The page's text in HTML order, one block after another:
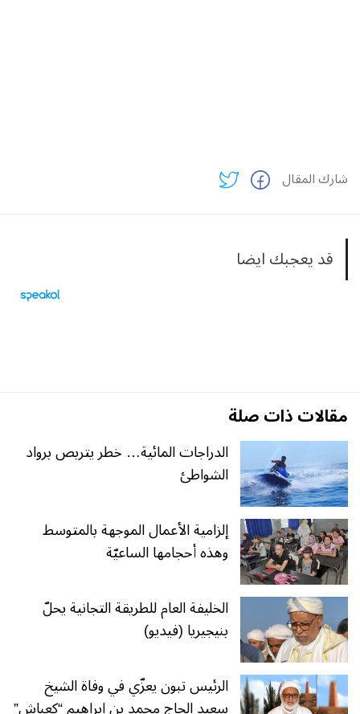
شارك المقال
قد يعجبك ايضا
مقالات ذات صلة
الدراجات المائية… خطر يتربص برواد
الشواطئ
إلزامية الأعمال الموجهة بالمتوسط
وهذه أحجامها الساعيّة
الخليفة العام للطريقة التجانية يحلّ
بنيجيريا (فيديو)
الرئيس تبون يعزّي في وفاة الشيخ